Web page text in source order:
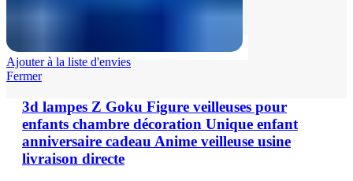
Ajouter à la liste d'envies
Fermer
3d lampes Z Goku Figure veilleuses pour
enfants chambre décoration Unique enfant
anniversaire cadeau Anime veilleuse usine
livraison directe